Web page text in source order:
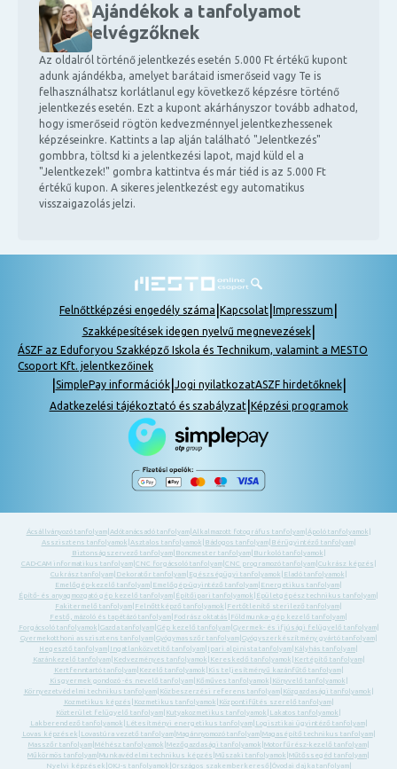
Ajándékok a tanfolyamot
elvégzőknek
Az oldalról történő jelentkezés esetén 5.000 Ft értékű kupont
adunk ajándékba, amelyet barátaid ismerőseid vagy Te is
felhasználhatsz korlátlanul egy következő képzésre történő
jelentkezés esetén. Ezt a kupont akárhányszor tovább adhatod,
hogy ismerőseid rögtön kedvezménnyel jelentkezhessenek
képzéseinkre. Kattints a lap alján található "Jelentkezés"
gombbra, töltsd ki a jelentkezési lapot, majd küld el a
"Jelentkezek!" gombra kattintva és már tiéd is az 5.000 Ft
értékű kupon. A sikeres jelentkezést egy automatikus
visszaigazolás jelzi.
Felnőttképzési engedély száma Kapcsolat Impresszum
Szakképesítések idegen nyelvű megnevezések|
ÁSZF az Eduforyou Szakképző Iskola és Technikum, valamint a MESTO
Csoport Kft. jelentkezőinek
SimplePay információk| Jogi nyilatkozatASZF hirdetőknek|
Adatkezelési tájékoztató és szabályzat| Képzési programok
Ácsállványozó tanfolyam| Adótanácsadó tanfolyam| Alkalmazott fotográfus tanfolyam| Ápoló tanfolyamok
Asszisztens tanfolyamok Asztalos tanfolyamok Bádogos tanfolyam| Bérügyintéző tanfolyam|
Biztonságszervező tanfolyam| Boncmester tanfolyam| Burkoló tanfolyamok
CAD-CAM informatikus tanfolyam| CNC forgácsoló tanfolyam| CNC programozó tanfolyam| Cukrász képzés
Cukrász tanfolyam| Dekoratőr tanfolyam| Egészségügyi tanfolyamok Eladó tanfolyamok
Emelőgép-kezelő tanfolyam Emelőgép-ügyintéző tanfolyam Energetikus tanfolyam
Építő- és anyagmozgató gép kezelő tanfolyam Építőipari tanfolyamok Épületgépész technikus tanfolyam
Fakitermelő tanfolyam Felnőttképző tanfolyamok Fertőtlenítő sterilező tanfolyam
Festő, mázoló és tapétázó tanfolyam Fodrász oktatás Földmunka- gép kezelő tanfolyam
Forgácsoló tanfolyamok Gazda tanfolyam| Gép kezelő tanfolyam| Gyermek- és ifjúsági felügyelő tanfolyam|
Gyermekotthoni asszisztens tanfolyam| Gyógymasszőr tanfolyam| Gyógyszerkészítmény gyártó tanfolyam|
Hegesztő tanfolyam Ingatlanközvetítő tanfolyam Ipari alpinista tanfolyam Kályhás tanfolyam
Kazánkezelő tanfolyam| Kedvezményes tanfolyamok Kereskedő tanfolyamok Kertépítő tanfolyam|
Kertfenntartó tanfolyam| Kezelő tanfolyamok Kis teljesítményű kazánfűtő tanfolyam|
Kisgyermek gondozó -és nevelő tanfolyam| Kőműves tanfolyamok Könyvelő tanfolyamok
Környezetvédelmi technikus tanfolyam| Közbeszerzési referens tanfolyam| Közgazdasági tanfolyamok
Kozmetikus képzés Kozmetikus tanfolyamok Központifűtés szerelő tanfolyam|
Közterület felügyelő tanfolyam Kutyakozmetikus tanfolyamok Lakatos tanfolyamok
Lakberendező tanfolyamok Létesítményi energetikus tanfolyam| Logisztikai ügyintéző tanfolyam|
Lovas képzések Lovastúra vezető tanfolyam| Magánnyomozó tanfolyam| Magasépítő technikus tanfolyam|
Masszőr tanfolyam| Méhész tanfolyamok Mezőgazdasági tanfolyamok Motorfűrész-kezelő tanfolyam|
Műkörmös tanfolyam Munkavédelmi technikus képzés Műszaki tanfolyamok Műtőssegéd tanfolyam
Nyelvi képzések OKJ-s tanfolyamok Országos szakemberkereső Óvodai dajka tanfolyam|